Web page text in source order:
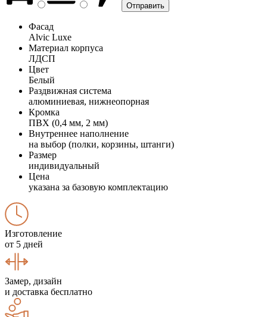
Фасад
Alvic Luxe
Материал корпуса
ЛДСП
Цвет
Белый
Раздвижная система
алюминиевая, нижнеопорная
Кромка
ПВХ (0,4 мм, 2 мм)
Внутреннее наполнение
на выбор (полки, корзины, штанги)
Размер
индивидуальный
Цена
указана за базовую комплектацию
Изготовление
от 5 дней
Замер, дизайн
и доставка бесплатно